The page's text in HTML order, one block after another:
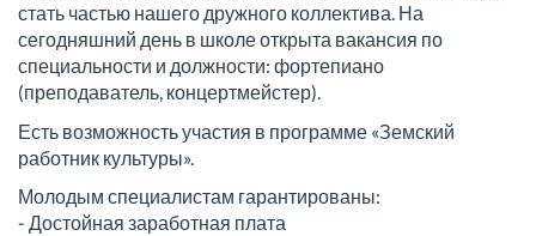
стать частью нашего дружного коллектива. На
сегодняшний день в школе открыта вакансия по
специальности и должности: фортепиано
(преподаватель, концертмейстер).
Есть возможность участия в программе «Земский
работник культуры».
Молодым специалистам гарантированы:
- Достойная заработная плата